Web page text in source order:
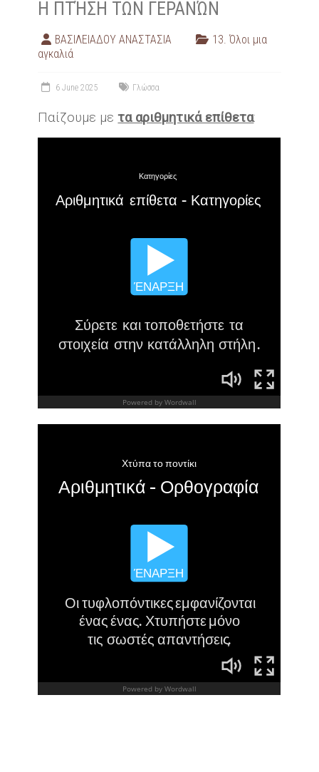
Η ΠΤΉΣΗ ΤΩΝ ΓΕΡΑΝΏΝ
ΒΑΣΙΛΕΙΑΔΟΥ ΑΝΑΣΤΑΣΙΑ
13. Όλοι μια
αγκαλιά
6 June 2025 Γλώσσα
Παίζουμε μετα αριθμητικά επίθετα: